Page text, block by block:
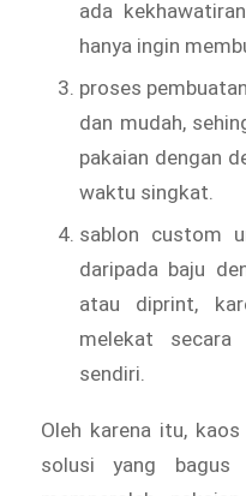
ada
hanya ingin
proses
dan mudah,
pakaian dengan
waktu singkat.
sablon custom
daripada baju
atau diprint,
melekat
sendiri.
Oleh karena itu,
solusi yang bagus